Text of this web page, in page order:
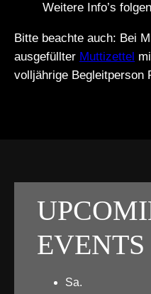
Weitere Info’s folgen
Bitte beachte auch: Bei
ausgefüllter Muttizettel
volljährige Begleitperson
EVENTS
Sa.